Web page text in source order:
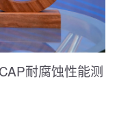
耐腐蚀性能测